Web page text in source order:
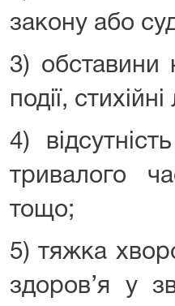
закону або
3) обставини
події,
4)
тривалого
тощо;
5) тяжка
здоров’я у